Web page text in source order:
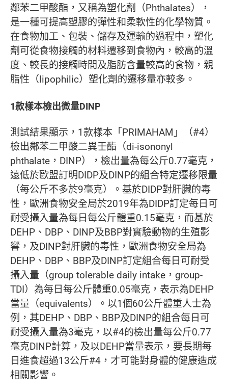
鄰苯二甲酸酯，又稱為塑化劑（Phthalates），
是一種可提高塑膠的彈性和柔軟性的化學物質。
在食物加工、包裝、儲存及運輸的過程中，塑化
劑可從食物接觸的材料遷移到食物內，較高的溫
度、較長的接觸時間及脂肪含量較高的食物，親
脂性（lipophilic）塑化劑的遷移量亦較多。
1款樣本檢出微量DINP
測試結果顯示，1款樣本「PRIMAHAM」（#4）
檢出鄰苯二甲酸二異壬酯（di-isononyl
phthalate，DINP），檢出量為每公斤0.77毫克，
遠低於歐盟訂明DIDP及DINP的組合特定遷移限量
（每公斤不多於9毫克）。基於DIDP對肝臟的毒
性，歐洲食物安全局於2019年為DIDP訂定每日可
耐受攝入量為每日每公斤體重0.15毫克，而基於
DEHP、DBP、DINP及BBP對實驗動物的生殖影
響，及DINP對肝臟的毒性，歐洲食物安全局為
DEHP、DBP、BBP及DINP訂定組合每日可耐受
攝入量（group tolerable daily intake，group-
TDI）為每日每公斤體重0.05毫克，表示為DEHP
當量（equivalents）。以1個60公斤體重人士為
例，其DEHP、DBP、BBP及DINP的組合每日可
耐受攝入量為3毫克，以#4的檢出量每公斤0.77
毫克DINP計算，及以DEHP當量表示，要長期每
日進食超過13公斤#4，才可能對身體的健康造成
相關影響。